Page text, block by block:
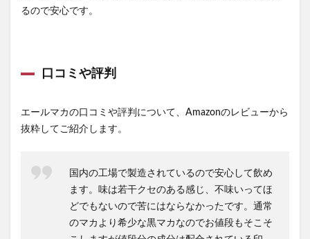
るので安心です。
口コミや評判
エールマカの口コミや評判について、Amazonのレビューから
抜粋してご紹介します。
国内の工場で製造されているので安心して飲め
ます。味は若干クセのある感じ、不味いってほ
どでもないので苦にはならなかったです。通常
のマカより希少な黒マカなのでお値段もそこそ